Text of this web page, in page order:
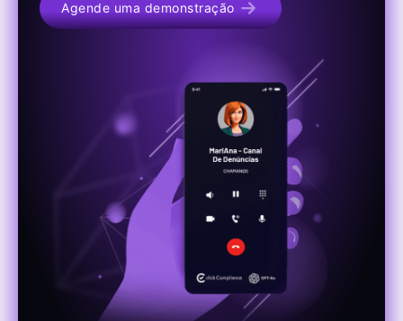
Agende uma demonstração